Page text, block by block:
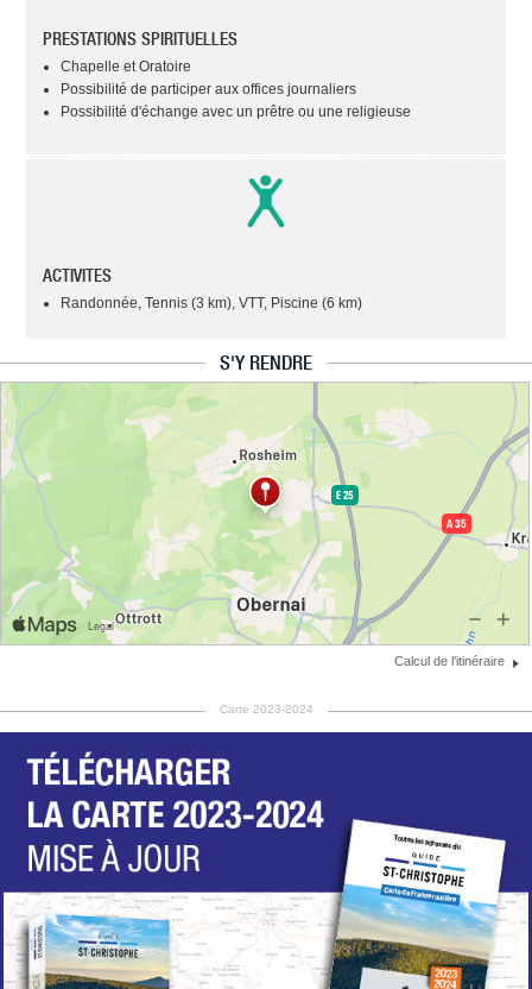
PRESTATIONS SPIRITUELLES
Chapelle et Oratoire
Possibilité de participer aux offices journaliers
Possibilité d'échange avec un prêtre ou une religieuse
ACTIVITES
Randonnée, Tennis (3 km), VTT, Piscine (6 km)
S'Y RENDRE
Calcul de l'itinéraire
Carte 2023-2024